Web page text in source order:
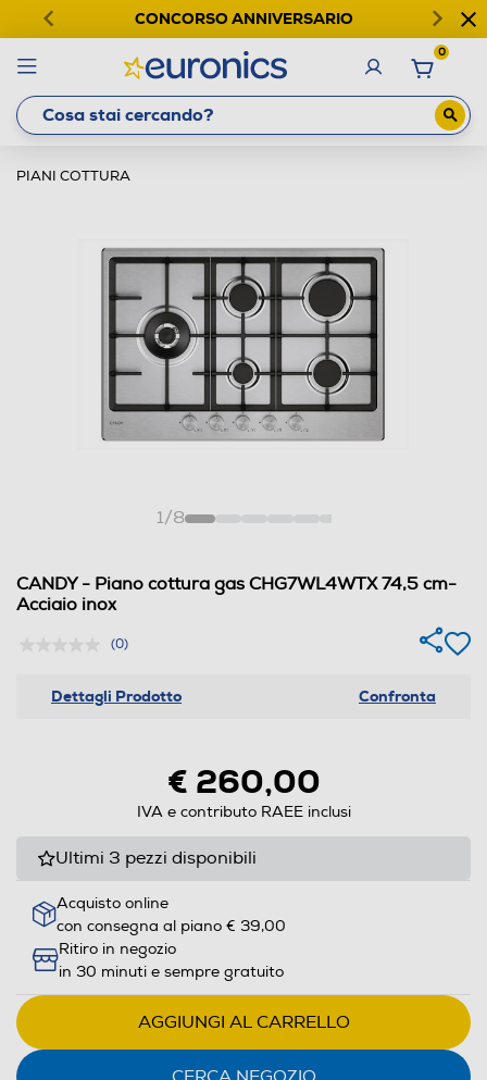
CONCORSO ANNIVERSARIO
0
PIANI COTTURA
1/8
CANDY - Piano cottura gas CHG7WL4WTX 74,5 cm-
Acciaio inox
(0)
Dettagli Prodotto Confronta
€ 260,00
IVA e contributo RAEE inclusi
Ultimi 3 pezzi disponibili
Acquisto online
con consegna al piano € 39,00
Ritiro in negozio
in 30 minuti e sempre gratuito
AGGIUNGI AL CARRELLO